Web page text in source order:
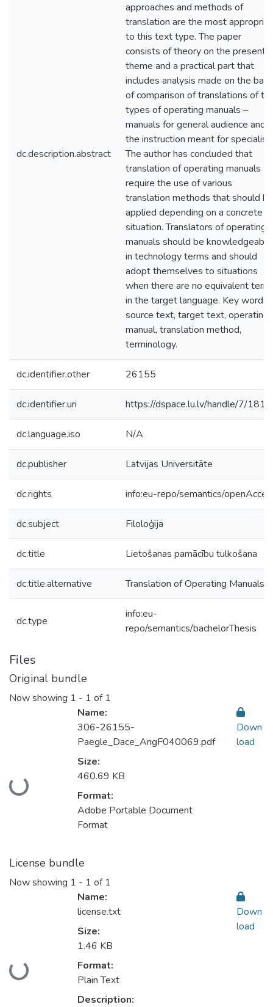
dc.description.abstract
approaches and methods of
translation are the most
to this text type. The paper
consists of theory on the present
theme and a practical part that
includes analysis made on the
of comparison of translations of
types of operating manuals –
manuals for general audience and
the instruction meant for
The author has concluded that
translation of operating manuals
require the use of various
translation methods that should be
applied depending on a concrete
situation. Translators of operating
manuals should be knowledgeable
in technology terms and should
adopt themselves to situations
when there are no equivalent
in the target language. Key words:
source text, target text, operating
manual, translation method,
terminology.
dc.identifier.other 26155
dc.identifier.uri https://dspace.lu.lv/handle/7/
dc.language.iso N/A
dc.publisher Latvijas Universitāte
dc.rights info:eu-repo/semantics/
dc.subject Filoloģija
dc.title Lietošanas pamācību tulkošana
dc.title.alternative Translation of Operating Manuals
dc.type
info:eu-
repo/semantics/bachelorThesis
Files
Original bundle
Now showing 1 - 1 of 1
Loading...
Name:
306-26155-
Paegle_Dace_AngF040069.pdf
Size:
460.69 KB
Format:
Adobe Portable Document
Format
Down
load
License bundle
Now showing 1 - 1 of 1
Loading...
Name:
license.txt
Size:
1.46 KB
Format:
Plain Text
Description:
Down
load